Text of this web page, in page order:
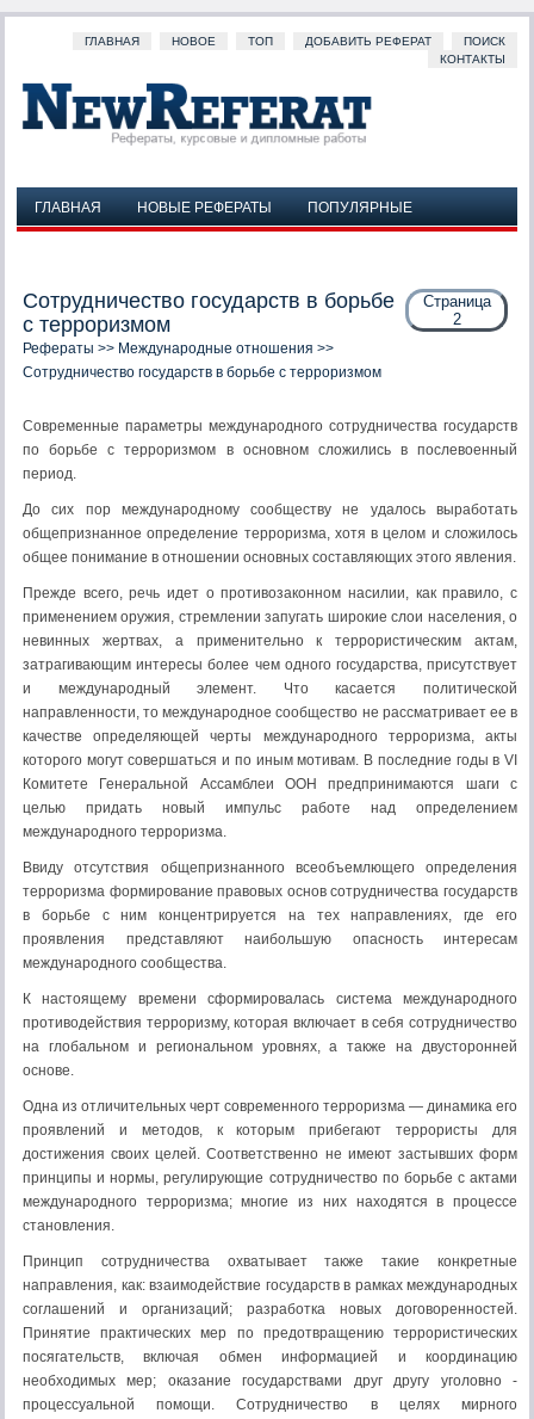
ГЛАВНАЯ НОВОЕ ТОП ДОБАВИТЬ РЕФЕРАТ
ПОИСК
КОНТАКТЫ
ГЛАВНАЯ НОВЫЕ РЕФЕРАТЫ
ПОПУЛЯРНЫЕ
Страница
2
Сотрудничество государств в борьбе
с терроризмом
Рефераты >> Международные отношения >>
Сотрудничество государств в борьбе с терроризмом
Современные параметры международного сотрудничества государств
по борьбе с терроризмом в основном сложились в послевоенный
период.
До сих пор международному сообществу не удалось выработать
общепризнанное определение терроризма, хотя в целом и сложилось
общее понимание в отношении основных составляющих этого явления.
Прежде всего, речь идет о противозаконном насилии, как правило, с
применением оружия, стремлении запугать широкие слои населения, о
невинных жертвах, а применительно к террористическим актам,
затрагивающим интересы более чем одного государства, присутствует
и международный элемент. Что касается политической
направленности, то международное сообщество не рассматривает ее в
качестве определяющей черты международного терроризма, акты
которого могут совершаться и по иным мотивам. В последние годы в VI
Комитете Генеральной Ассамблеи ООН предпринимаются шаги с
целью придать новый импульс работе над определением
международного терроризма.
Ввиду отсутствия общепризнанного всеобъемлющего определения
терроризма формирование правовых основ сотрудничества государств
в борьбе с ним концентрируется на тех направлениях, где его
проявления представляют наибольшую опасность интересам
международного сообщества.
К настоящему времени сформировалась система международного
противодействия терроризму, которая включает в себя сотрудничество
на глобальном и региональном уровнях, а также на двусторонней
основе.
Одна из отличительных черт современного терроризма — динамика его
проявлений и методов, к которым прибегают террористы для
достижения своих целей. Соответственно не имеют застывших форм
принципы и нормы, регулирующие сотрудничество по борьбе с актами
международного терроризма; многие из них находятся в процессе
становления.
Принцип сотрудничества охватывает также такие конкретные
направления, как: взаимодействие государств в рамках международных
соглашений и организаций; разработка новых договоренностей.
Принятие практических мер по предотвращению террористических
посягательств, включая обмен информацией и координацию
необходимых мер; оказание государствами друг другу уголовно -
процессуальной помощи. Сотрудничество в целях мирного